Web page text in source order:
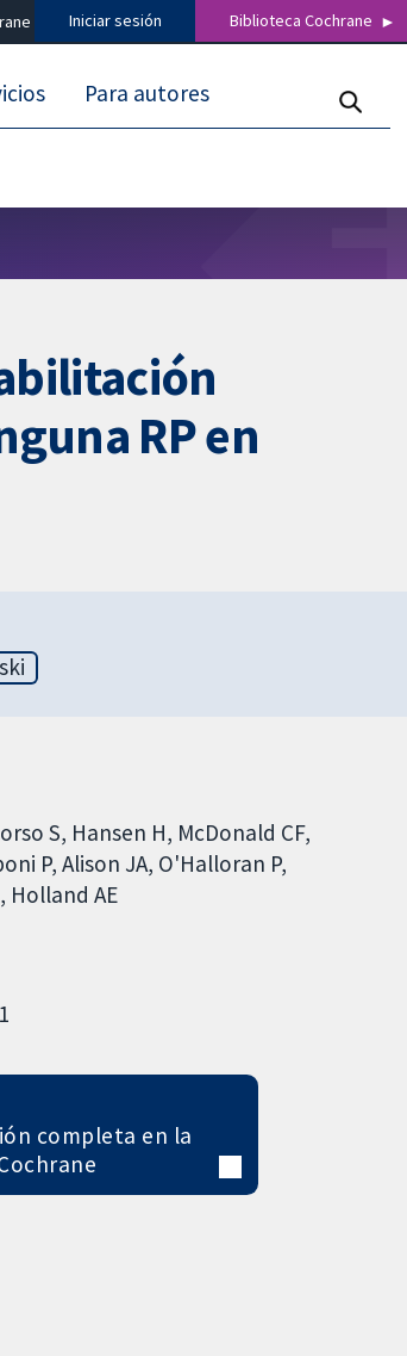
Iniciar sesión Biblioteca Cochrane
Para autores
RP en
S Hansen H McDonald CF
P Alison JA O'Halloran P
Holland AE
completa en la